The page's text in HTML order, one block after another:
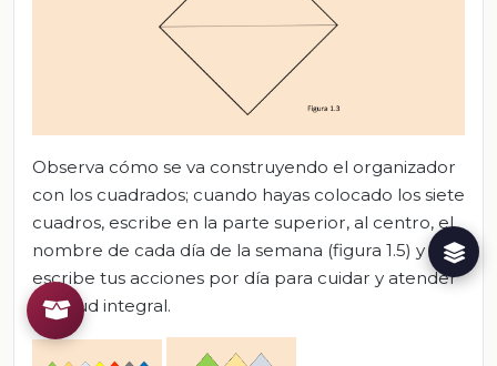
Observa cómo se va construyendo el organizador
con los cuadrados; cuando hayas colocado los siete
cuadros, escribe en la parte superior, al centro, el
nombre de cada día de la semana (figura 1.5) y
escribe tus acciones por día para cuidar y atender
tu salud integral.